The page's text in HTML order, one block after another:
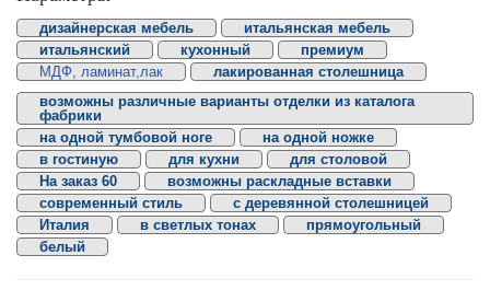
дизайнерская мебель
итальянская мебель
итальянский
кухонный
премиум
МДФ, ламинат,лак
лакированная столешница
возможны различные варианты отделки из каталога
фабрики
на одной тумбовой ноге
на одной ножке
в гостиную
для кухни
для столовой
На заказ 60
возможны раскладные вставки
современный стиль
с деревянной столешницей
Италия
в светлых тонах
прямоугольный
белый